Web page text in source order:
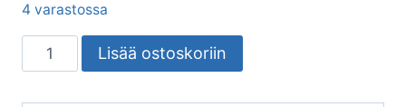
4 varastossa
TUNNISTINVALAISIN
AVR320.1104L/DW
Lisää ostoskoriin